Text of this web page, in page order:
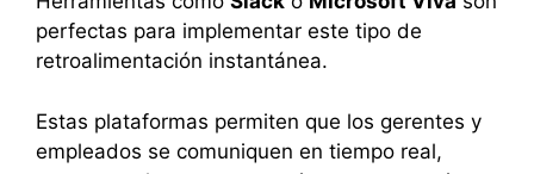
perfectas para implementar este tipo de
retroalimentación instantánea.
Estas plataformas permiten que los gerentes y
empleados se comuniquen en tiempo real,